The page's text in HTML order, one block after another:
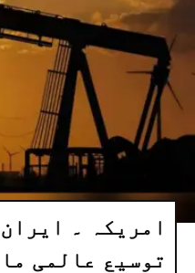
امریکہ ۔
توسیع عالمی